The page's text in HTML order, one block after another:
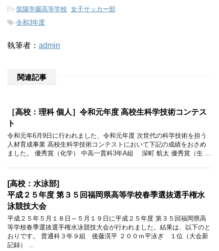
-筑陽学園高等学校 女子サッカー部
-令和3年度
執筆者： admin
関連記事
［高校：理科 個人］令和元年度 高校生科学技術コンテス
ト
令和元年6月9日に行われました、令和元年度 次世代の科学技術を担う
人材育成事業 高校生科学技術コンテストにおいて下記の成績をおさめ
ました。 優秀賞（化学） 中高一貫科3年A組 深町 航太 優秀賞（生 …
[高校：水泳部]
平成２５年度 第３５回福岡県高等学校春季選抜選手権水
泳競技大会
平成２５年５月１８日～５月１９日に平成２５年度 第３５回福岡県高
等学校春季選抜選手権水泳競技大会が行われました。結果は、以下のと
おりです。 普通科３年９組 後藤滉平 ２００ｍ平泳ぎ １位（大会新
記録） …